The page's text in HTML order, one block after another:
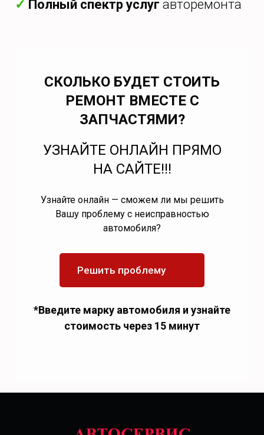
✓ Полный спектр услуг авторемонта
СКОЛЬКО БУДЕТ СТОИТЬ
РЕМОНТ ВМЕСТЕ С
ЗАПЧАСТЯМИ?
УЗНАЙТЕ ОНЛАЙН ПРЯМО
НА САЙТЕ!!!
Узнайте онлайн — сможем ли мы решить
Вашу проблему с неисправностью
автомобиля?
Решить проблему
*Введите марку автомобиля и узнайте
стоимость через 15 минут